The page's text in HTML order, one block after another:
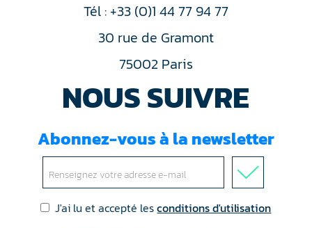
Tél : +33 (0)1 44 77 94 77
30 rue de Gramont
75002 Paris
NOUS SUIVRE
Abonnez-vous à la newsletter
J'ai lu et accepté lesconditions d'utilisation